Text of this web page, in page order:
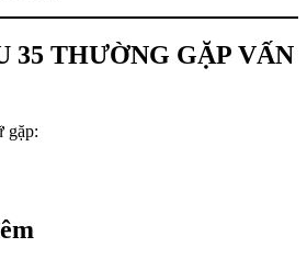
35 THƯỜNG GẶP VẤN
gặp: